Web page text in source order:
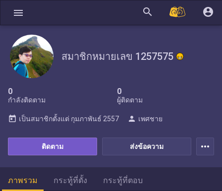
menu search account_circle
สมาชิกหมายเลข 1257575
0
กำลังติดตาม
0
ผู้ติดตาม
ส่งข้อความ
ติดตาม
today เป็นสมาชิกตั้งแต่ กุมภาพันธ์ 2557 person เพศชาย
more_horiz
ภาพรวม กระทู้ที่ตั้ง กระทู้ที่ตอบ